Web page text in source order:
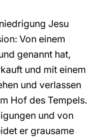
Jesu
Von einem
genannt hat,
und mit einem
und verlassen
Hof des Tempels.
und von
er grausame